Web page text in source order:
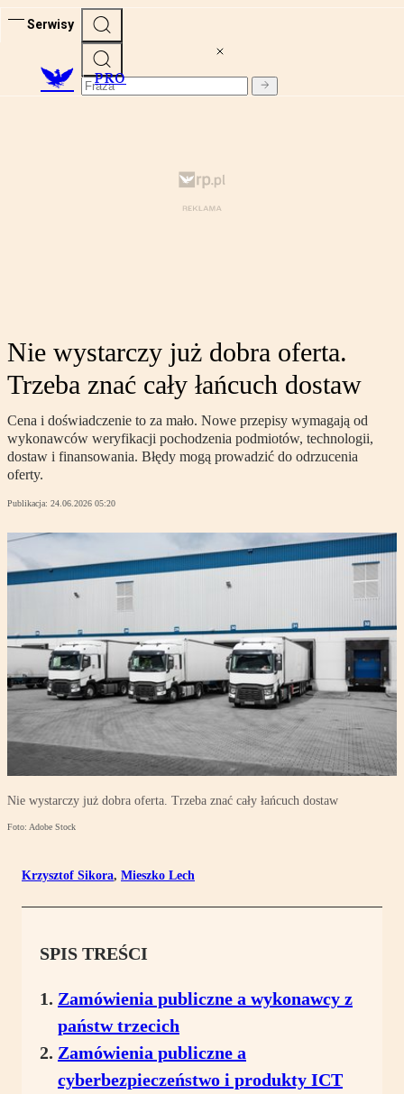
Serwisy
PRO
Nie wystarczy już dobra oferta.
Trzeba znać cały łańcuch dostaw
Cena i doświadczenie to za mało. Nowe przepisy wymagają od
wykonawców weryfikacji pochodzenia podmiotów, technologii,
dostaw i finansowania. Błędy mogą prowadzić do odrzucenia
oferty.
Publikacja: 24.06.2026 05:20
Nie wystarczy już dobra oferta. Trzeba znać cały łańcuch dostaw
Foto: Adobe Stock
Krzysztof Sikora, Mieszko Lech
SPIS TREŚCI
Zamówienia publiczne a wykonawcy z
państw trzecich
Zamówienia publiczne a
cyberbezpieczeństwo i produkty ICT